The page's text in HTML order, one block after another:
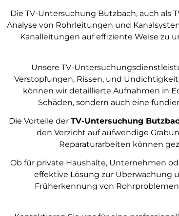
Die TV-Untersuchung Butzbach, auch
Analyse von Rohrleitungen und
Kanalleitungen auf effiziente Weise zu
Unsere TV-
Verstopfungen, Rissen, und
können wir detaillierte Aufnahmen in
Schäden, sondern auch eine
Die Vorteile der TV-Untersuchung
den Verzicht auf aufwendige
Reparaturarbeiten können
Ob für private Haushalte, Unternehmen
effektive Lösung zur Überwachung
Früherkennung von